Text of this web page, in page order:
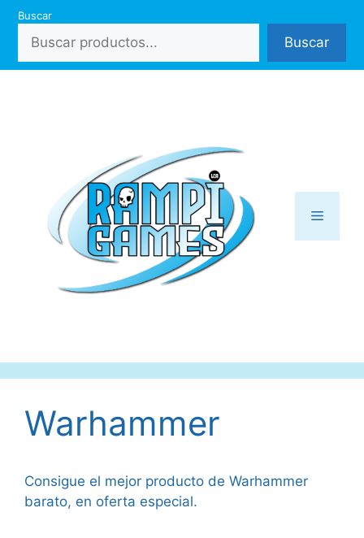
Saltar
contenido
Buscar
Buscar
Menú
Warhammer
Consigue el mejor producto de Warhammer
barato, en oferta especial.